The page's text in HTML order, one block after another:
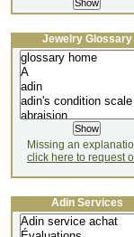
Jewelry Glossary
Missing an
click here to request
Adin Services